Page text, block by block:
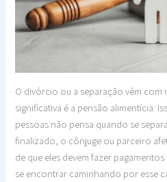
O divórcio ou a separação vêm com
significativa é a pensão alimentícia.
pessoas não pensa quando se
finalizado, o cônjuge ou parceiro
de que eles devem fazer
se encontrar caminhando por esse